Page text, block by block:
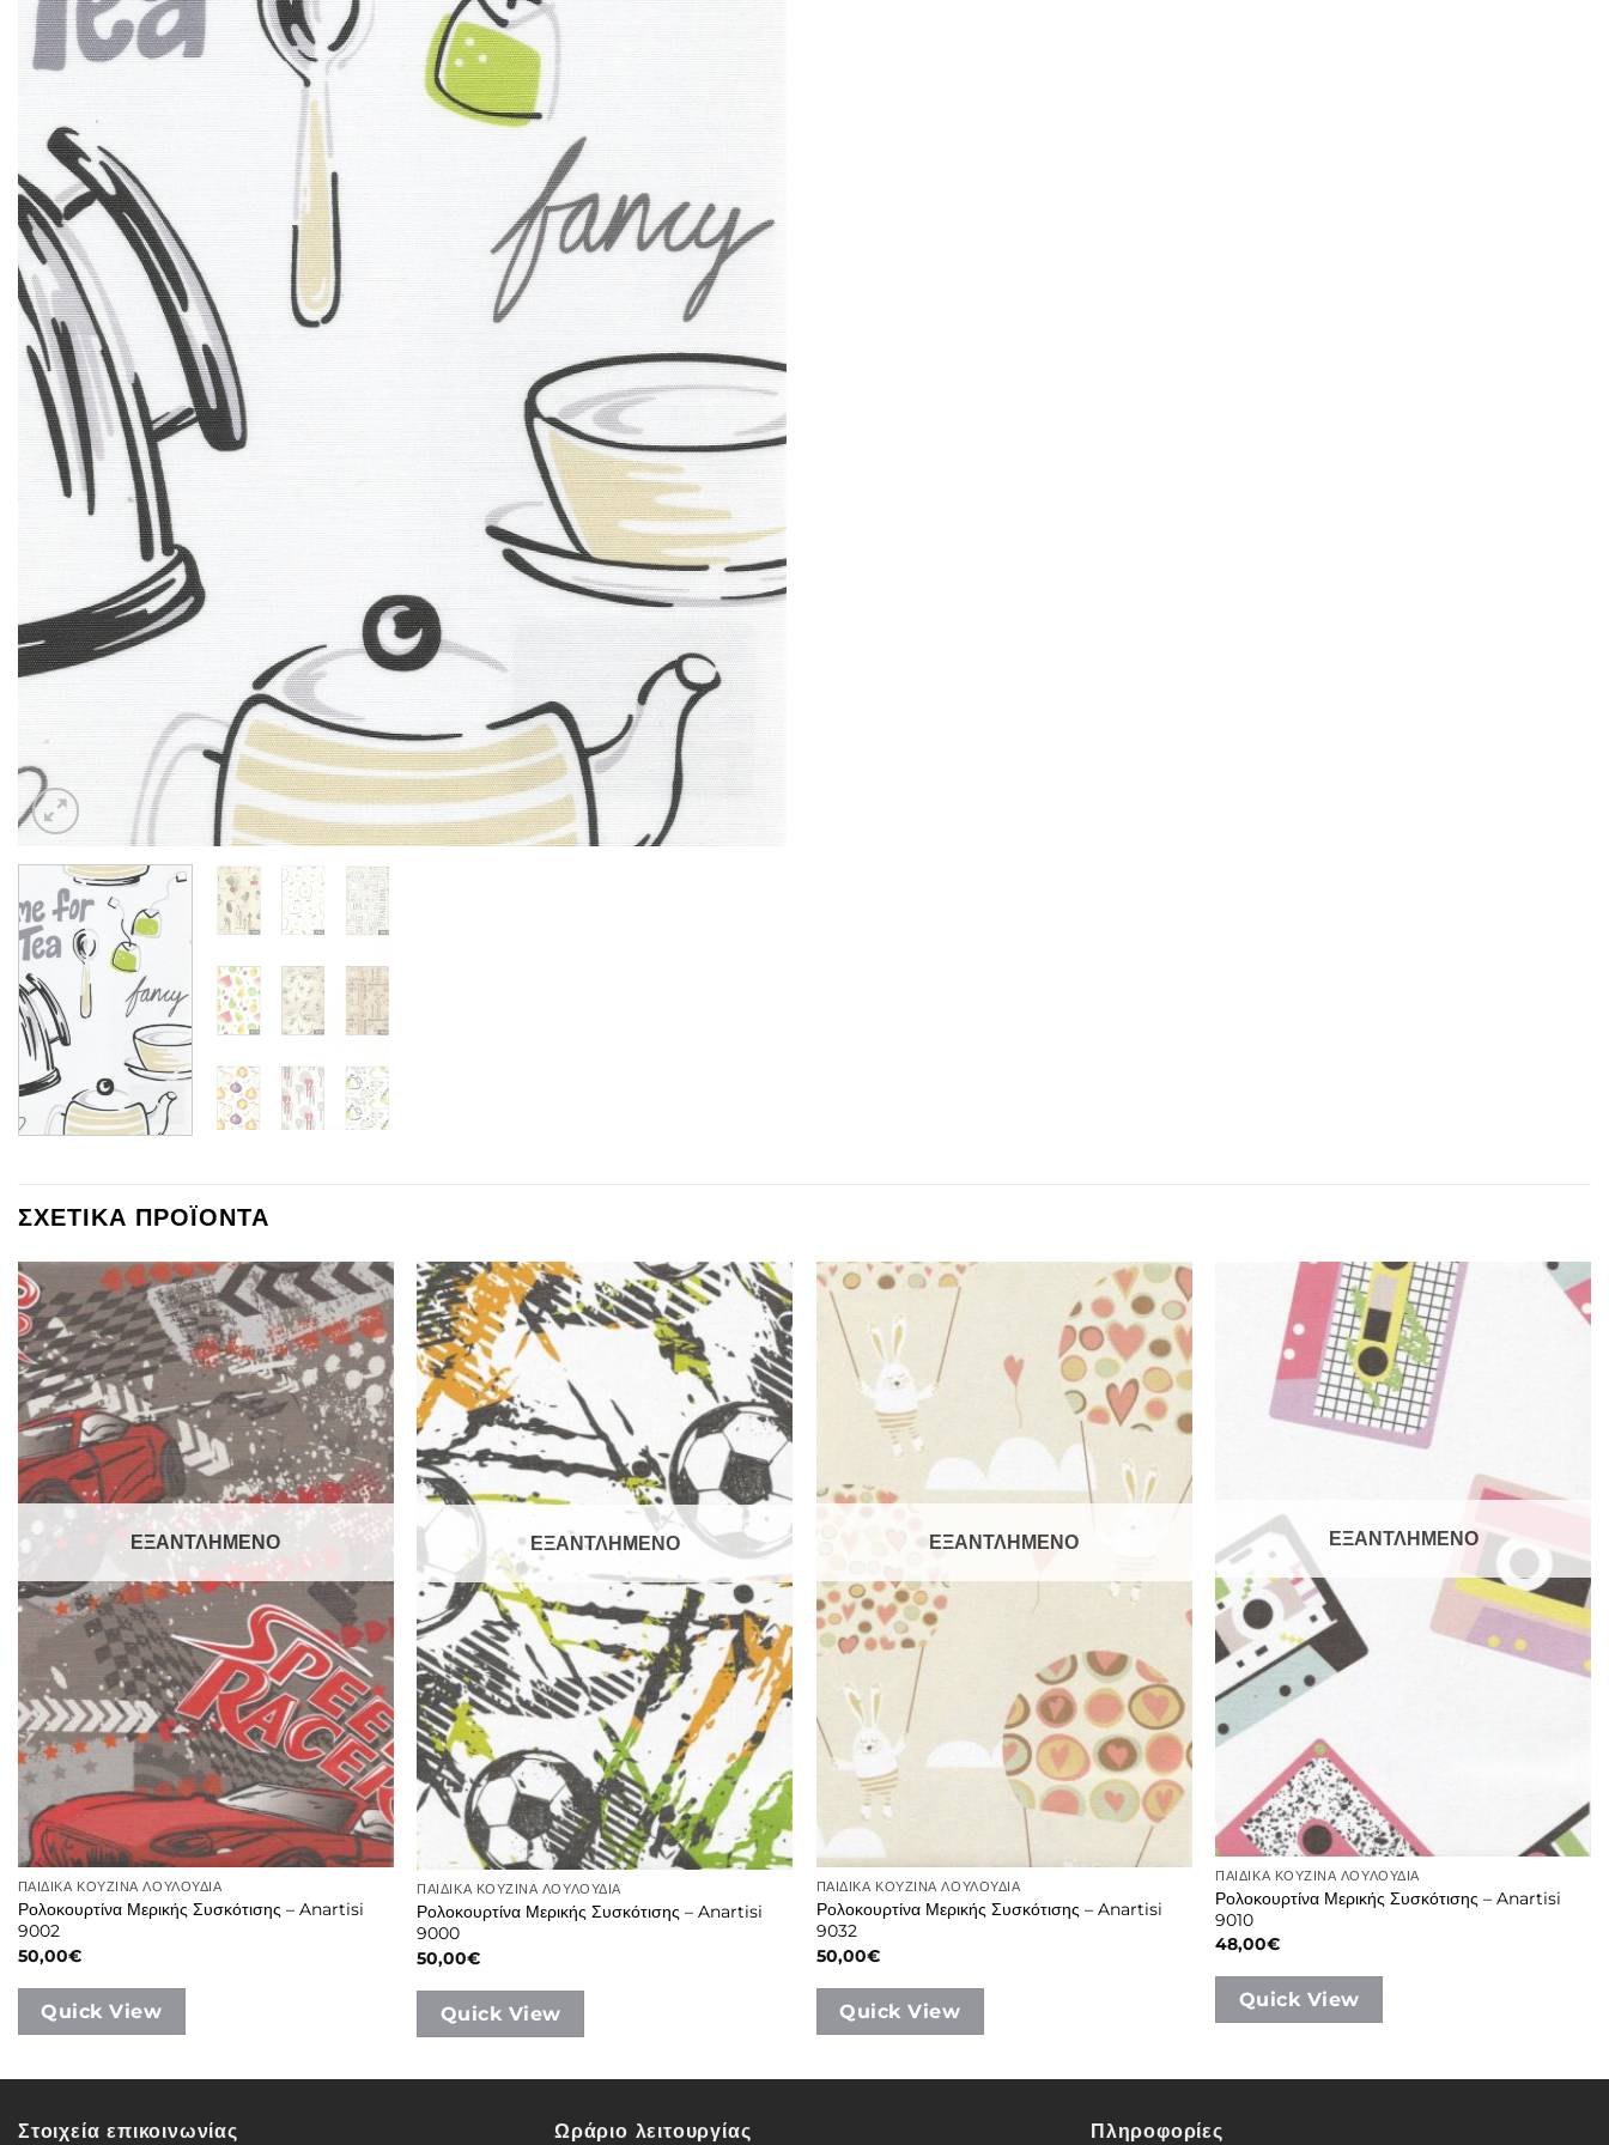
ΣΧΕΤΙΚΑ ΠΡΟΪΟΝΤΑ
ΕΞΑΝΤΛΗΜΕΝΟ
ΠΑΙΔΙΚΑ ΚΟΥΖΙΝΑ ΛΟΥΛΟΥΔΙΑ
Ρολοκουρτίνα Μερικής Συσκότισης – Anartisi
9002
50,00€
Quick View
ΕΞΑΝΤΛΗΜΕΝΟ
ΠΑΙΔΙΚΑ ΚΟΥΖΙΝΑ ΛΟΥΛΟΥΔΙΑ
Ρολοκουρτίνα Μερικής Συσκότισης – Anartisi
9000
50,00€
Quick View
ΕΞΑΝΤΛΗΜΕΝΟ
ΠΑΙΔΙΚΑ ΚΟΥΖΙΝΑ ΛΟΥΛΟΥΔΙΑ
Ρολοκουρτίνα Μερικής Συσκότισης – Anartisi
9032
50,00€
Quick View
ΕΞΑΝΤΛΗΜΕΝΟ
ΠΑΙΔΙΚΑ ΚΟΥΖΙΝΑ ΛΟΥΛΟΥΔΙΑ
Ρολοκουρτίνα Μερικής Συσκότισης – Anartisi
9010
48,00€
Quick View
Στοιχεία επικοινωνίας Ωράριο λειτουργίας Πληροφορίες